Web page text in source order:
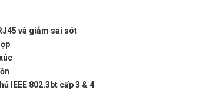
và giảm sai sót
IEEE 802.3bt cấp 3 & 4